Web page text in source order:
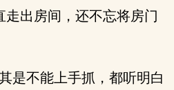
出房间，还不忘将房门
是不能上手抓，都听明白